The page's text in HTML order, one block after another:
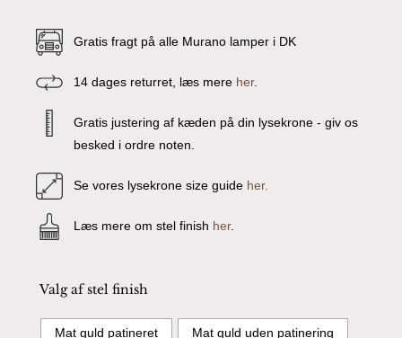
Gratis fragt på alle Murano lamper i DK
14 dages returret, læs mere her.
Gratis justering af kæden på din lysekrone - giv os
besked i ordre noten.
Se vores lysekrone size guide her.
Læs mere om stel finish her.
Valg af stel finish
Mat guld patineret Mat guld uden patinering